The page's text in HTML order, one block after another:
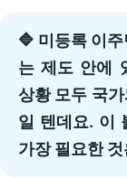
🔷 미등록 이
는 제도 안에
상황 모두 국
일 텐데요. 이
가장 필요한